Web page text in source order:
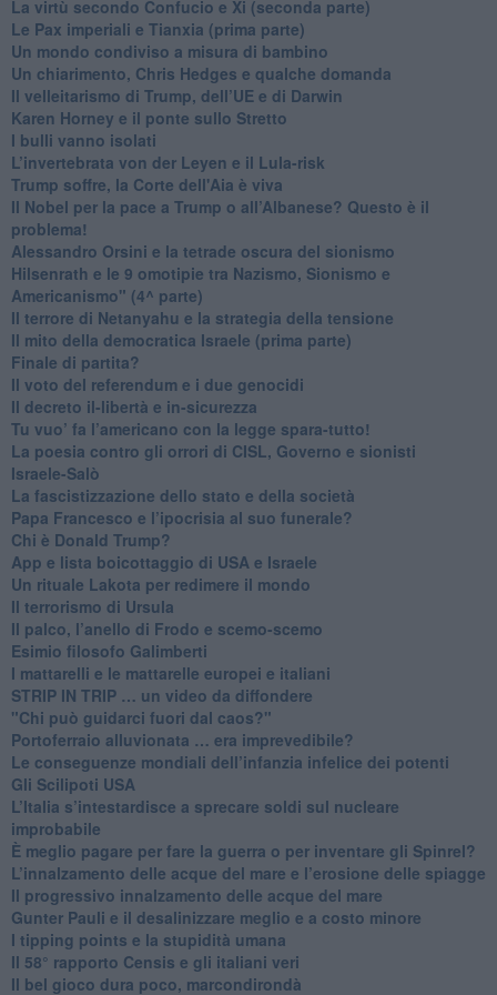
​La virtù secondo Confucio e Xi (seconda parte)
Le Pax imperiali e Tianxia (prima parte)
Un mondo condiviso a misura di bambino
​Un chiarimento, Chris Hedges e qualche domanda
Il velleitarismo di Trump, dell’UE e di Darwin
​Karen Horney e il ponte sullo Stretto
​I bulli vanno isolati
L’invertebrata von der Leyen e il Lula-risk
Trump soffre, la Corte dell'Aia è viva
​Il Nobel per la pace a Trump o all’Albanese? Questo è il
problema!
​Alessandro Orsini e la tetrade oscura del sionismo
​Hilsenrath e le 9 omotipie tra Nazismo, Sionismo e
Americanismo" (4^ parte)
​Il terrore di Netanyahu e la strategia della tensione
Il mito della democratica Israele (prima parte)
​Finale di partita?
​Il voto del referendum e i due genocidi
Il decreto il-libertà e in-sicurezza
Tu vuo’ fa l’americano con la legge spara-tutto!
La poesia contro gli orrori di CISL, Governo e sionisti
Israele-Salò
​La fascistizzazione dello stato e della società
Papa Francesco e l’ipocrisia al suo funerale?
​Chi è Donald Trump?
App e lista boicottaggio di USA e Israele
​Un rituale Lakota per redimere il mondo
Il terrorismo di Ursula
​Il palco, l’anello di Frodo e scemo-scemo
Esimio filosofo Galimberti
​I mattarelli e le mattarelle europei e italiani
​STRIP IN TRIP … un video da diffondere
"Chi può guidarci fuori dal caos?"
​Portoferraio alluvionata … era imprevedibile?
Le conseguenze mondiali dell’infanzia infelice dei potenti
​Gli Scilipoti USA
L’Italia s’intestardisce a sprecare soldi sul nucleare
improbabile
È meglio pagare per fare la guerra o per inventare gli Spinrel?
​L’innalzamento delle acque del mare e l’erosione delle spiagge
​Il progressivo innalzamento delle acque del mare
​Gunter Pauli e il desalinizzare meglio e a costo minore
I tipping points e la stupidità umana
​Il 58° rapporto Censis e gli italiani veri
​Il bel gioco dura poco, marcondirondà